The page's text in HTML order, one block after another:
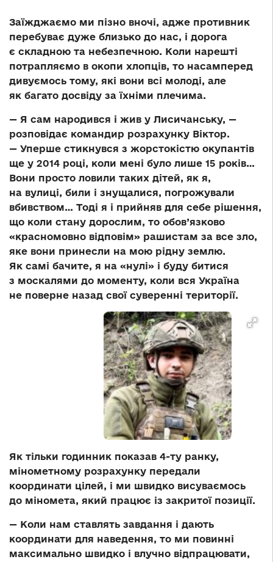
Заїжджаємо ми пізно вночі, адже противник
перебуває дуже близько до нас, і дорога
є складною та небезпечною. Коли нарешті
потрапляємо в окопи хлопців, то насамперед
дивуємось тому, які вони всі молоді, але
як багато досвіду за їхніми плечима.
— Я сам народився і жив у Лисичанську, —
розповідає командир розрахунку Віктор.
— Уперше стикнувся з жорстокістю окупантів
ще у 2014 році, коли мені було лише 15 років…
Вони просто ловили таких дітей, як я,
на вулиці, били і знущалися, погрожували
вбивством… Тоді я і прийняв для себе рішення,
що коли стану дорослим, то обов’язково
«красномовно відповім» рашистам за все зло,
яке вони принесли на мою рідну землю.
Як самі бачите, я на «нулі» і буду битися
з москалями до моменту, коли вся Україна
не поверне назад свої суверенні території.
Як тільки годинник показав 4-ту ранку,
мінометному розрахунку передали
координати цілей, і ми швидко висуваємось
до міномета, який працює із закритої позиції.
— Коли нам ставлять завдання і дають
координати для наведення, то ми повинні
максимально швидко і влучно відпрацювати,